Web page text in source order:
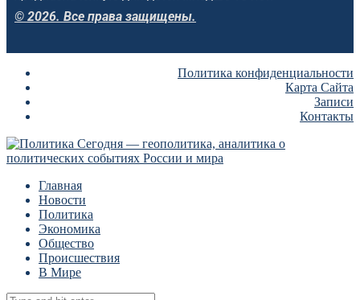
© 2026. Все права защищены.
Политика конфиденциальности
Карта Сайта
Записи
Контакты
Главная
Новости
Политика
Экономика
Общество
Происшествия
В Мире